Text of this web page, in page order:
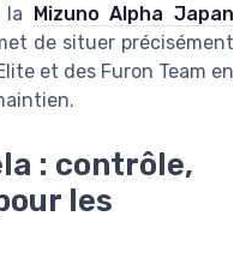
la Mizuno Alpha Japan
de situer précisément
et des Furon Team en
: contrôle,
les